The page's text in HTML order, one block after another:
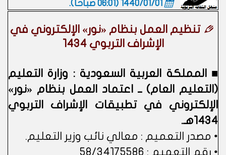
1440/01/01 (06:01 صباحاً)
.
تنظيم العمل بنظام «نور» الإلكتروني في
الإشراف التربوي 1434
■ المملكة العربية السعودية : وزارة التعليم
(التعليم العام) ــ اعتماد العمل بنظام «نور»
الإلكتروني في تطبيقات الإشراف التربوي
1434هـ.
• مصدر التعميم : معالي نائب وزير التعليم.
• رقم التعميم : 58/34175586